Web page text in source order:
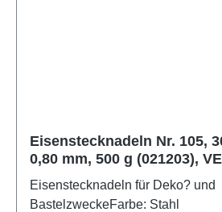
Eisenstecknadeln Nr. 105,
0,80 mm, 500 g (021203),
Eisenstecknadeln für Deko? und
BastelzweckeFarbe: Stahl